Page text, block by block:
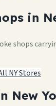
in
shops
NY Stores
New